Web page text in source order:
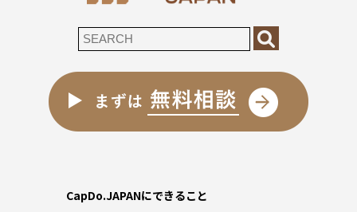
CapDo.JAPANにできること